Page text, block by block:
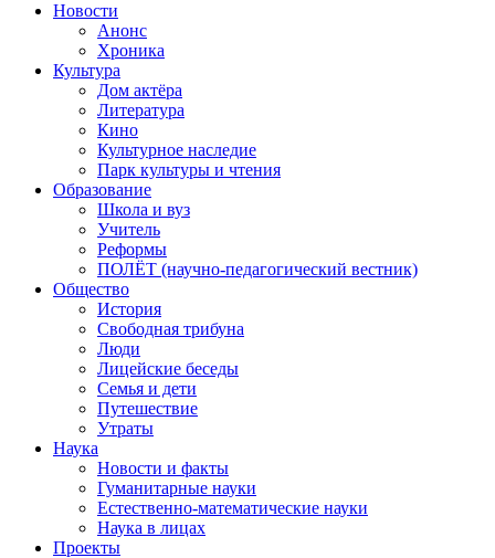
Новости
Анонс
Хроника
Культура
Дом актёра
Литература
Кино
Культурное наследие
Парк культуры и чтения
Образование
Школа и вуз
Учитель
Реформы
ПОЛЁТ (научно-педагогический вестник)
Общество
История
Свободная трибуна
Люди
Лицейские беседы
Семья и дети
Путешествие
Утраты
Наука
Новости и факты
Гуманитарные науки
Естественно-математические науки
Наука в лицах
Проекты